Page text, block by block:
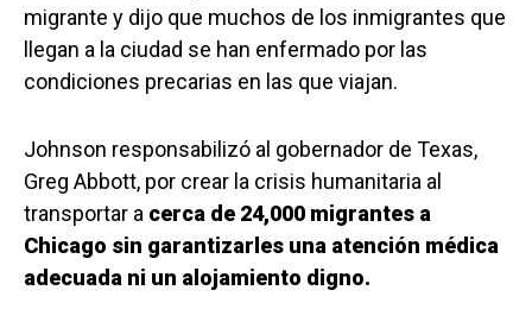
migrante y dijo que muchos de los inmigrantes que
llegan a la ciudad se han enfermado por las
condiciones precarias en las que viajan.
Johnson responsabilizó al gobernador de Texas,
Greg Abbott, por crear la crisis humanitaria al
transportar a cerca de 24,000 migrantes a
Chicago sin garantizarles una atención médica
adecuada ni un alojamiento digno.